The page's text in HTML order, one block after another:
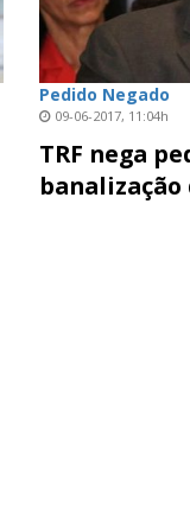
Pedido Negado
09-06-2017, 11:04h
TRF nega
banalização